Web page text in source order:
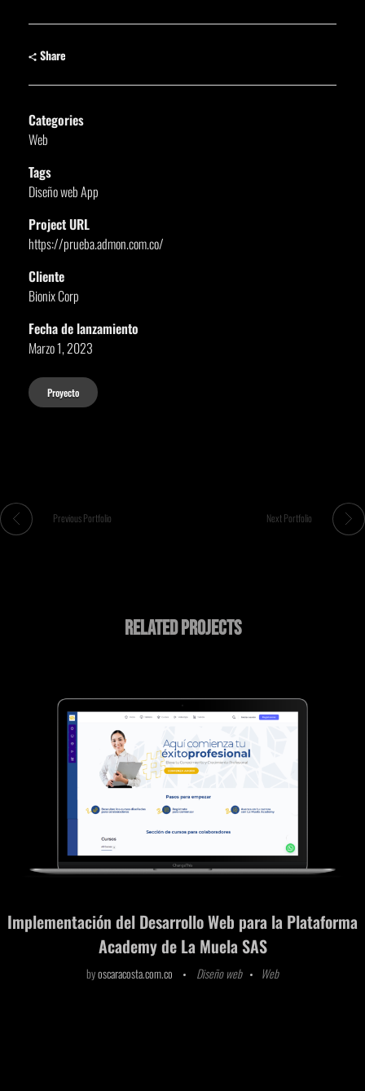
Share
Categories
Web
Tags
Diseño web App
Project URL
https://prueba.admon.com.co/
Cliente
Bionix Corp
Fecha de lanzamiento
Marzo 1, 2023
Proyecto
Previous Portfolio Next Portfolio
Related Projects
Implementación del Desarrollo Web para la Plataforma
Academy de La Muela SAS
byoscaracosta.com.co Diseño web Web